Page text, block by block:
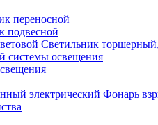
переносной
подвесной
Светильник
системы освещения
Фонарь